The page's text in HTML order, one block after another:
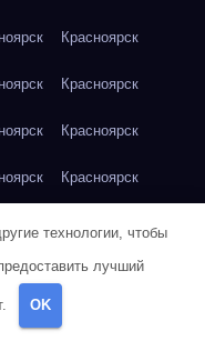
Красноярск
Красноярск
Красноярск
Красноярск
Кукуруза
Кукуруза Кукуруза
технологии, чтобы
лучший
OK